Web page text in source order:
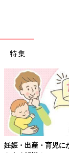
特集
【ワクチン接種でき